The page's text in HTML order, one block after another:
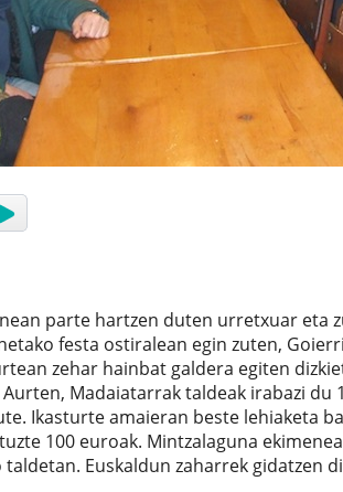
parte hartzen duten urretxuar eta
festa ostiralean egin zuten,
zehar hainbat galdera egiten
Madaiatarrak taldeak irabazi
Ikasturte amaieran beste lehiaketa
100 euroak. Mintzalaguna
Euskaldun zaharrek gidatzen